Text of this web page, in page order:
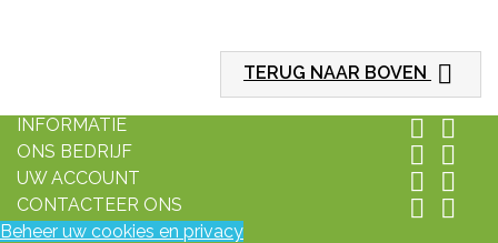
TERUG NAAR BOVEN 
INFORMATIE  
ONS BEDRIJF  
UW ACCOUNT  
CONTACTEER ONS  
Beheer uw cookies en privacy